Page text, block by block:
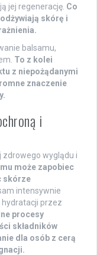
jej regenerację. Co
skórę i
balsamu,
To z kolei
z niepożądanymi
znaczenie
i
zdrowego wyglądu i
może zapobiec
skórze
intensywnie
przez
procesy
składników
dla osób z cerą